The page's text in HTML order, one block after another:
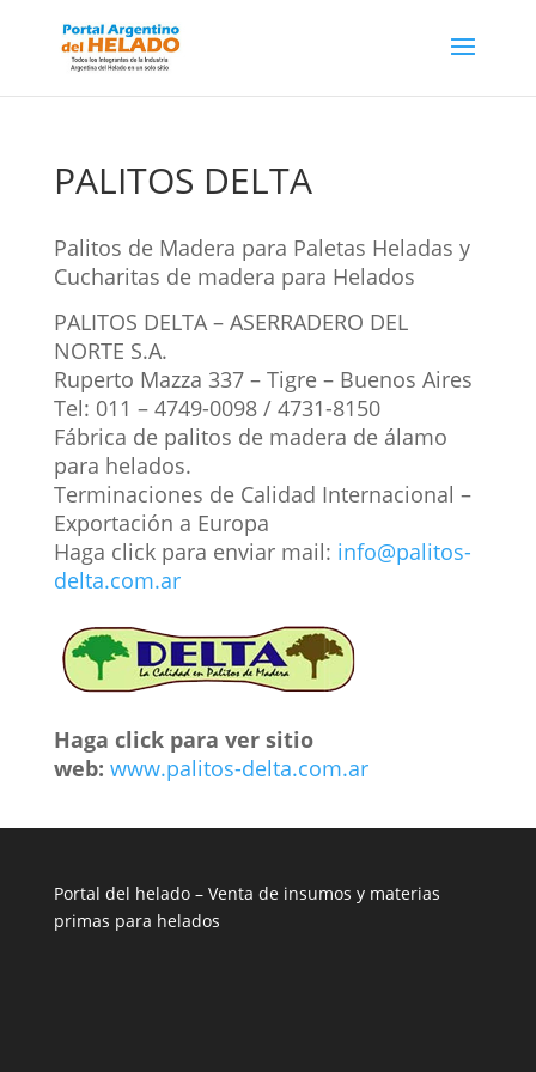
PALITOS DELTA
Palitos de Madera para Paletas Heladas y
Cucharitas de madera para Helados
PALITOS DELTA – ASERRADERO DEL
NORTE S.A.
Ruperto Mazza 337 – Tigre – Buenos Aires
Tel: 011 – 4749-0098 / 4731-8150
Fábrica de palitos de madera de álamo
para helados.
Terminaciones de Calidad Internacional –
Exportación a Europa
Haga click para enviar mail: info@palitos-
delta.com.ar
Haga click para ver sitio
web: www.palitos-delta.com.ar
Portal del helado – Venta de insumos y materias
primas para helados